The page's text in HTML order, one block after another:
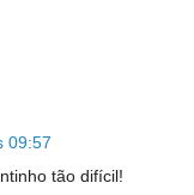
09:57
tão difícil!